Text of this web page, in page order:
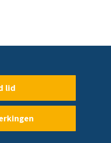
lid